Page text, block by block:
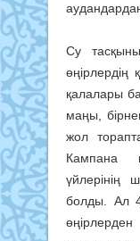
Су
қалалары
маңы,
жол
Кампана
үйлерінің
болды. Ал